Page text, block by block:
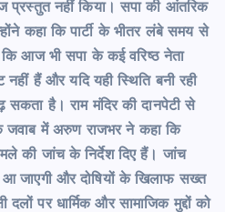
प्रस्तुत नहीं किया। सपा की आंतरिक
कहा कि पार्टी के भीतर लंबे समय से
कि आज भी सपा के कई वरिष्ठ नेता
हैं और यदि यही स्थिति बनी रही
सकता है। राम मंदिर की दानपेटी से
जवाब में अरुण राजभर ने कहा कि
की जांच के निर्देश दिए हैं। जांच
आ जाएगी और दोषियों के खिलाफ सख्त
दलों पर धार्मिक और सामाजिक मुद्दों को